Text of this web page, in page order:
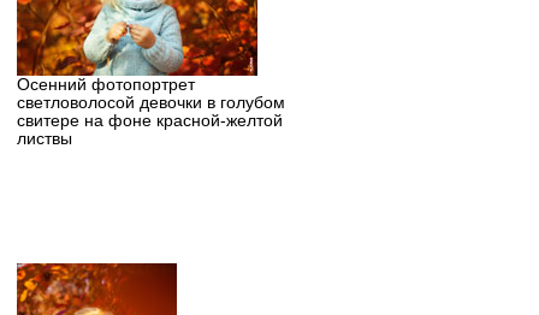
Осенний фотопортрет
светловолосой девочки в голубом
свитере на фоне красной-желтой
листвы